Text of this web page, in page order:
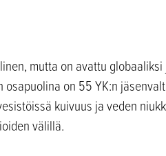
mutta on avattu
on 55 YK:n
kuivuus ja veden
välillä.